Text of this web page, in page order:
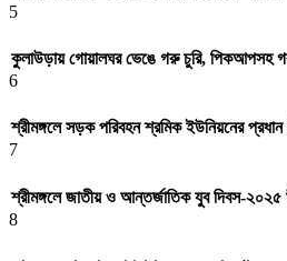
5
কুলাউড়ায় গোয়ালঘর ভেঙে গরু চুরি, পিকআপসহ
6
শ্রীমঙ্গলে সড়ক পরিবহন শ্রমিক ইউনিয়নের প্রধান
7
শ্রীমঙ্গলে জাতীয় ও আন্তর্জাতিক যুব দিবস-২০২৫
8